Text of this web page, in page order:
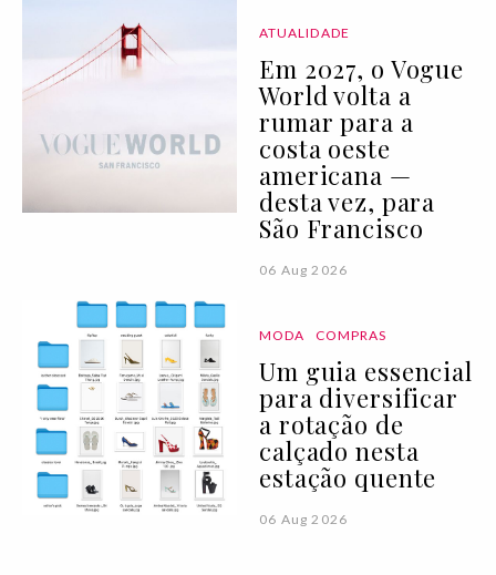
ATUALIDADE
Em 2027, o Vogue
World volta a
rumar para a
costa oeste
americana —
desta vez, para
São Francisco
06 Aug 2026
MODA COMPRAS
Um guia essencial
para diversificar
a rotação de
calçado nesta
estação quente
06 Aug 2026